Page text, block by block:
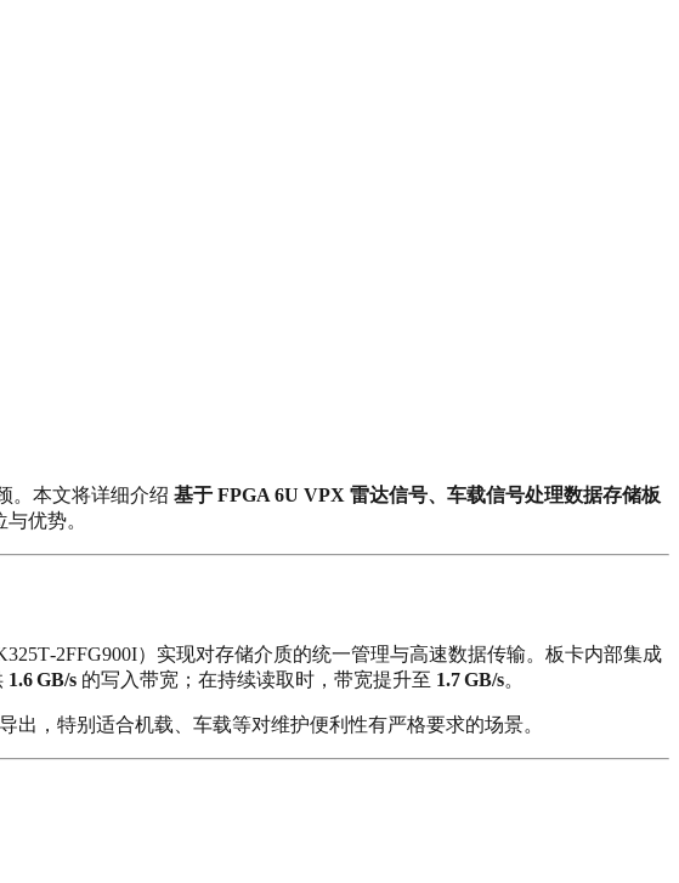
。本文将详细介绍 基于 FPGA 6U VPX 雷达信号、车载信号处理数据存储板
优势。
）实现对存储介质的统一管理与高速数据传输。板卡内部集成
1.6 GB/s 的写入带宽；在持续读取时，带宽提升至 1.7 GB/s。
，特别适合机载、车载等对维护便利性有严格要求的场景。